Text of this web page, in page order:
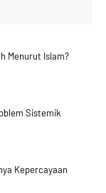
Menurut Islam?
Sistemik
Kepercayaan